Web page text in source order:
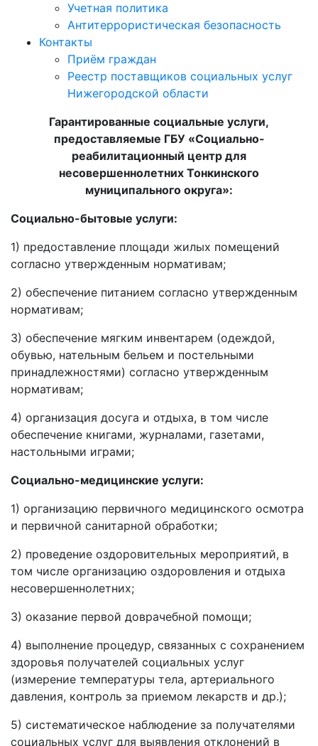
Учетная политика
Антитеррористическая безопасность
Контакты
Приём граждан
Реестр поставщиков социальных услуг
Нижегородской области
Гарантированные социальные услуги,
предоставляемые ГБУ «Социально-
реабилитационный центр для
несовершеннолетних Тонкинского
муниципального округа»:
Социально-бытовые услуги:
1) предоставление площади жилых помещений
согласно утвержденным нормативам;
2) обеспечение питанием согласно утвержденным
нормативам;
3) обеспечение мягким инвентарем (одеждой,
обувью, нательным бельем и постельными
принадлежностями) согласно утвержденным
нормативам;
4) организация досуга и отдыха, в том числе
обеспечение книгами, журналами, газетами,
настольными играми;
Социально-медицинские услуги:
1) организацию первичного медицинского осмотра
и первичной санитарной обработки;
2) проведение оздоровительных мероприятий, в
том числе организацию оздоровления и отдыха
несовершеннолетних;
3) оказание первой доврачебной помощи;
4) выполнение процедур, связанных с сохранением
здоровья получателей социальных услуг
(измерение температуры тела, артериального
давления, контроль за приемом лекарств и др.);
5) систематическое наблюдение за получателями
социальных услуг для выявления отклонений в